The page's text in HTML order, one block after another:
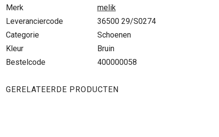
Merk
melik
Leveranciercode
36500 29/S0274
Categorie
Schoenen
Kleur
Bruin
Bestelcode
400000058
GERELATEERDE PRODUCTEN